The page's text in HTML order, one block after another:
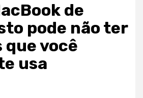
de
pode não ter
você
usa